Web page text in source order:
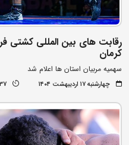
رقابت های بین المللی کشتی
کرمان
سهمیه مربیان استان ها اعلام شد
چهارشنبه ۱۷ اردیبهشت ۱۴۰۴